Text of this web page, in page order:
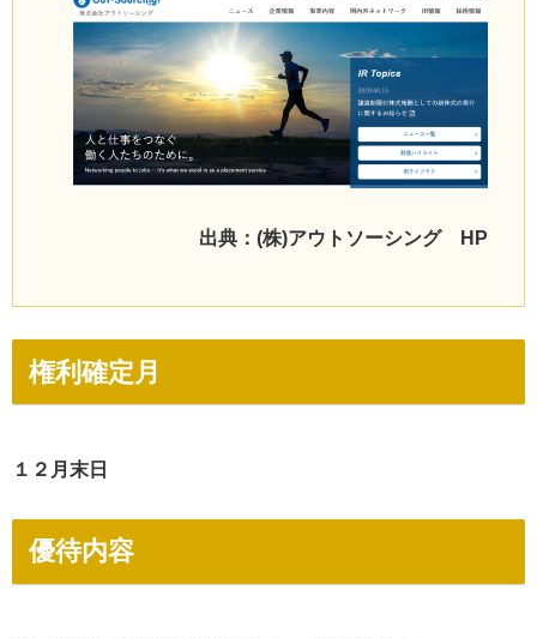
出典：(株)アウトソーシング HP
権利確定月
１２月末日
優待内容